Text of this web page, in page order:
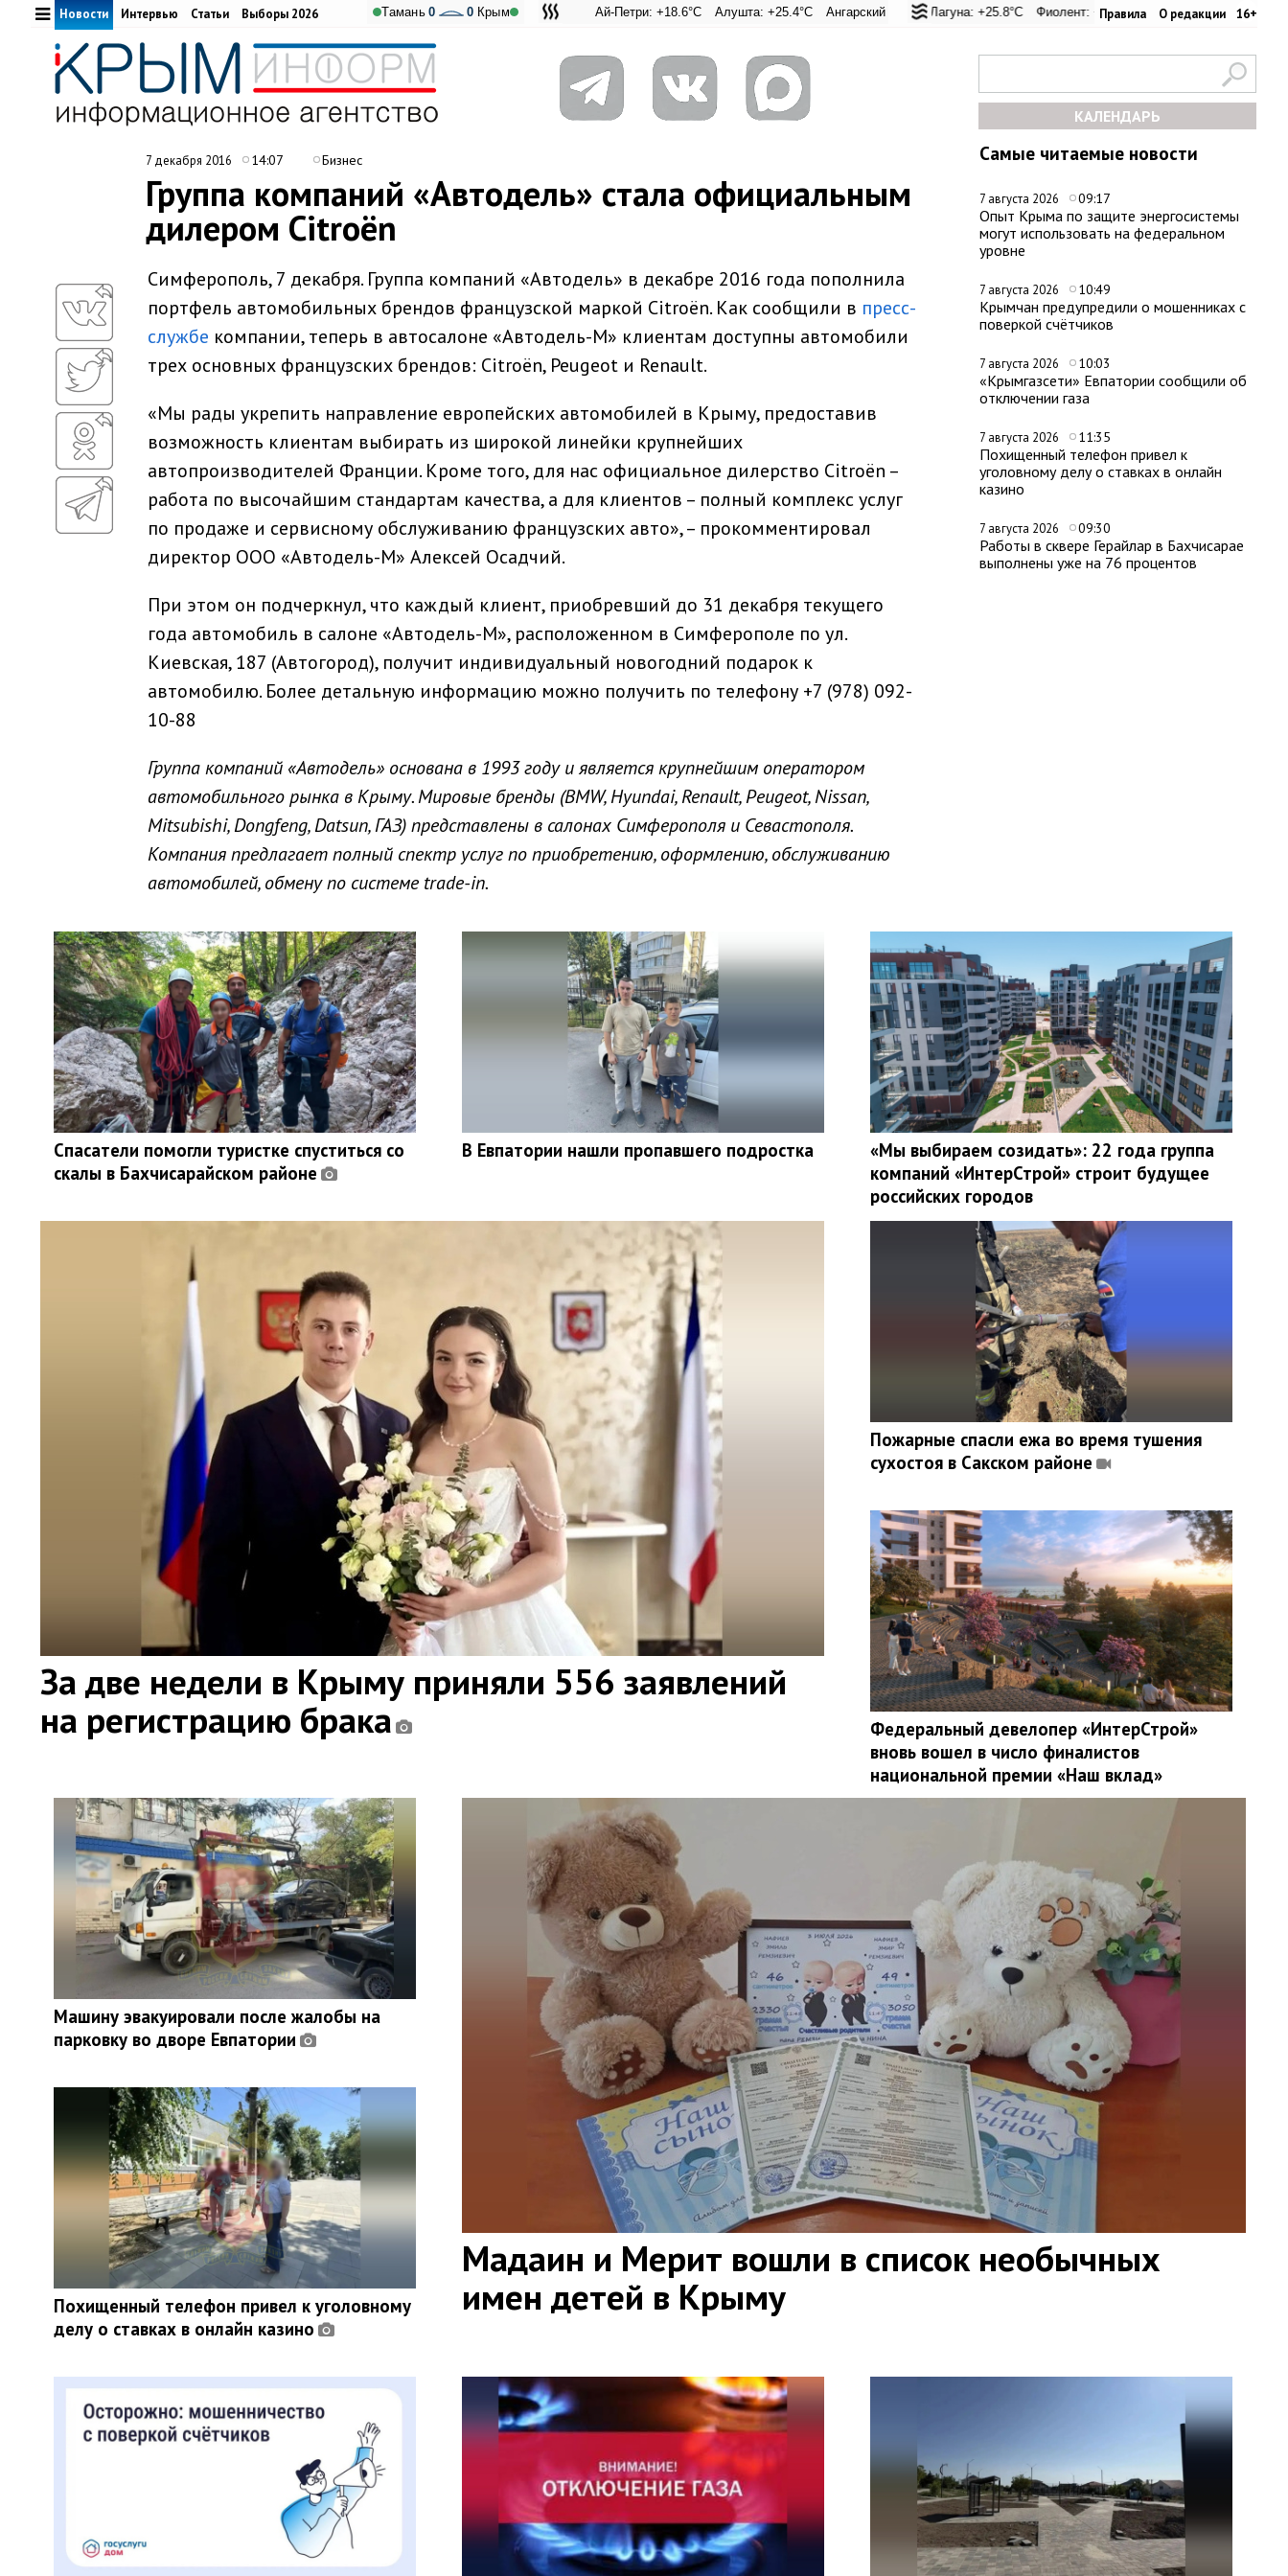
Правила О редакции 16+
Адмиральская Лагуна: +25.8°C Фиолент: +26.4°C Казачья бухта: +26.2°C
Ай-Петри: +18.6°C Алушта: +25.4°C Ангарский перевал: +20.6°C Евпатория: +26.2°C Керчь: +33.4°C Никитский сад:
Тамань 0 0 Крым
Новости Интервью Статьи Выборы 2026
КАЛЕНДАРЬ
Самые читаемые новости
7 августа 2026 09:17
Опыт Крыма по защите энергосистемы
могут использовать на федеральном
уровне
7 августа 2026 10:49
Крымчан предупредили о мошенниках с
поверкой счётчиков
7 августа 2026 10:03
«Крымгазсети» Евпатории сообщили об
отключении газа
7 августа 2026 11:35
Похищенный телефон привел к
уголовному делу о ставках в онлайн
казино
7 августа 2026 09:30
Работы в сквере Герайлар в Бахчисарае
выполнены уже на 76 процентов
7 декабря 2016 14:07 Бизнес
Группа компаний «Автодель» стала официальным
дилером Citroën
Симферополь, 7 декабря. Группа компаний «Автодель» в декабре 2016 года пополнила
портфель автомобильных брендов французской маркой Citroën. Как сообщили в пресс-
службе компании, теперь в автосалоне «Автодель-М» клиентам доступны автомобили
трех основных французских брендов: Citroën, Peugeot и Renault.
«Мы рады укрепить направление европейских автомобилей в Крыму, предоставив
возможность клиентам выбирать из широкой линейки крупнейших
автопроизводителей Франции. Кроме того, для нас официальное дилерство Citroën –
работа по высочайшим стандартам качества, а для клиентов – полный комплекс услуг
по продаже и сервисному обслуживанию французских авто», – прокомментировал
директор ООО «Автодель-М» Алексей Осадчий.
При этом он подчеркнул, что каждый клиент, приобревший до 31 декабря текущего
года автомобиль в салоне «Автодель-М», расположенном в Симферополе по ул.
Киевская, 187 (Автогород), получит индивидуальный новогодний подарок к
автомобилю. Более детальную информацию можно получить по телефону +7 (978) 092-
10-88
Группа компаний «Автодель» основана в 1993 году и является крупнейшим оператором
автомобильного рынка в Крыму. Мировые бренды (BMW, Hyundai, Renault, Peugeot, Nissan,
Mitsubishi, Dongfeng, Datsun, ГАЗ) представлены в салонах Симферополя и Севастополя.
Компания предлагает полный спектр услуг по приобретению, оформлению, обслуживанию
автомобилей, обмену по системе trade-in.
Спасатели помогли туристке спуститься со
скалы в Бахчисарайском районе
В Евпатории нашли пропавшего подростка
«Мы выбираем созидать»: 22 года группа
компаний «ИнтерСтрой» строит будущее
российских городов
За две недели в Крыму приняли 556 заявлений
на регистрацию брака
Пожарные спасли ежа во время тушения
сухостоя в Сакском районе
Федеральный девелопер «ИнтерСтрой»
вновь вошел в число финалистов
национальной премии «Наш вклад»
Мадаин и Мерит вошли в список необычных
имен детей в Крыму
Машину эвакуировали после жалобы на
парковку во дворе Евпатории
Похищенный телефон привел к уголовному
делу о ставках в онлайн казино